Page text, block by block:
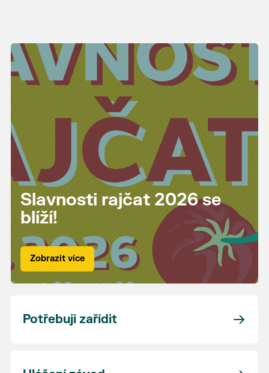
Slavnosti rajčat 2026 se
blíží!
Zobrazit více
Potřebuji zařídit